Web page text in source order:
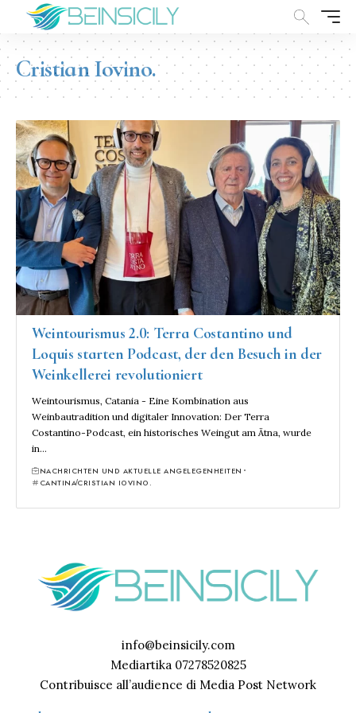
Cristian Iovino.
Weintourismus 2.0: Terra Costantino und
Loquis starten Podcast, der den Besuch in der
Weinkellerei revolutioniert
Weintourismus, Catania - Eine Kombination aus
Weinbautradition und digitaler Innovation: Der Terra
Costantino-Podcast, ein historisches Weingut am Ätna, wurde
in…
NACHRICHTEN UND AKTUELLE ANGELEGENHEITEN
CANTINACRISTIAN IOVINO.
info@beinsicily.com
Mediartika 07278520825
Contribuisce all’audience di Media Post Network